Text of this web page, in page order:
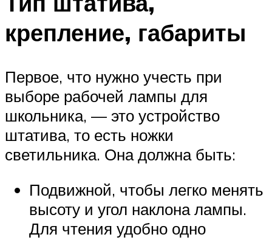
крепление, габариты
Первое, что нужно учесть при
выборе рабочей лампы для
школьника, — это устройство
штатива, то есть ножки
светильника. Она должна быть:
Подвижной, чтобы легко менять
высоту и угол наклона лампы.
Для чтения удобно одно